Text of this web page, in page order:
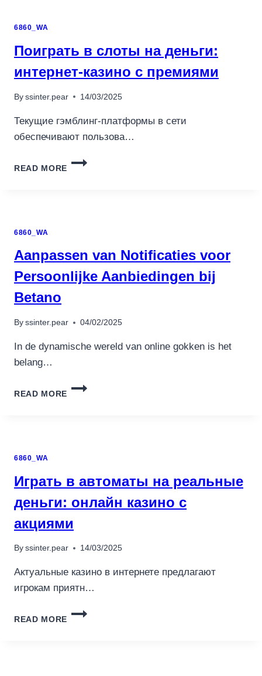
6860_WA
Поиграть в слоты на деньги:
интернет-казино с премиями
By ssinter.pear 14/03/2025
Текущие гэмблинг-платформы в сети
обеспечивают пользова…
READ MORE
ПОИГРАТЬ
ПРЕМИЯМИ
6860_WA
Aanpassen van Notificaties voor
Persoonlijke Aanbiedingen bij
Betano
By ssinter.pear 04/02/2025
In de dynamische wereld van online gokken is het
belang…
READ MORE
AANPASSEN
6860_WA
Играть в автоматы на реальные
деньги: онлайн казино с
акциями
By ssinter.pear 14/03/2025
Актуальные казино в интернете предлагают
игрокам приятн…
READ MORE
ИГРАТЬ